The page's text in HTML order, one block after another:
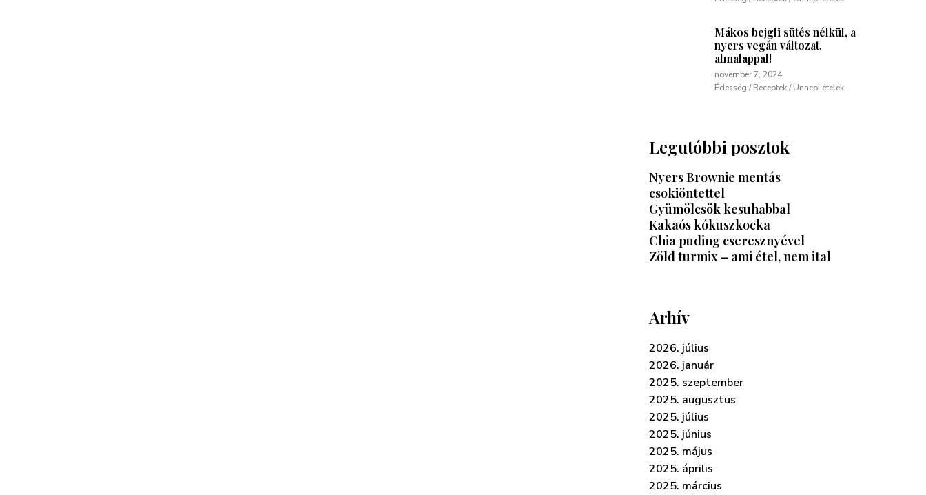
Mákos bejgli sütés nélkül, a
nyers vegán változat,
almalappal!
november 7, 2024
Édesség / Receptek / Ünnepi ételek
Legutóbbi posztok
Nyers Brownie mentás
csokiöntettel
Gyümölcsök kesuhabbal
Kakaós kókuszkocka
Chia puding cseresznyével
Zöld turmix – ami étel, nem ital
Arhív
2026. július
2026. január
2025. szeptember
2025. augusztus
2025. július
2025. június
2025. május
2025. április
2025. március